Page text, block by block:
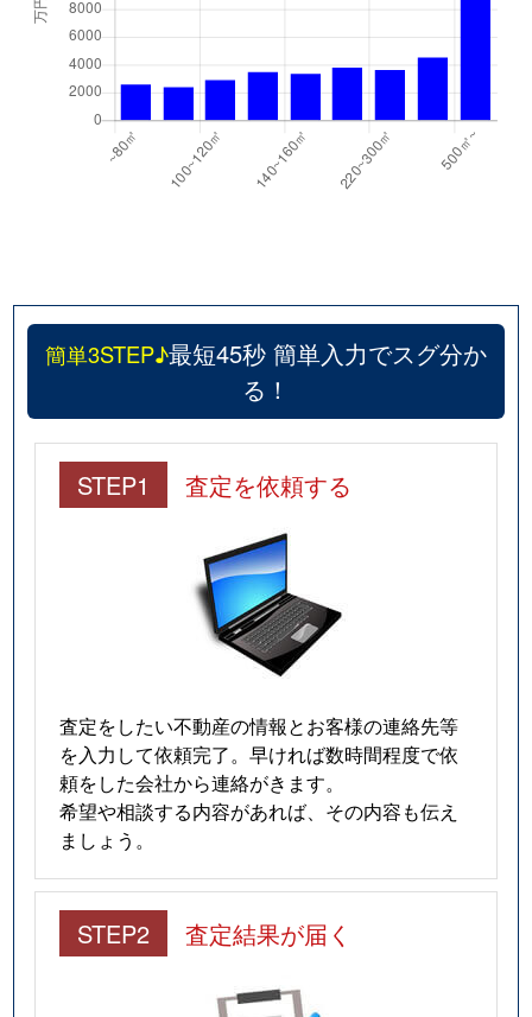
簡単3STEP♪最短45秒 簡単入力でスグ分か
る！
STEP1 査定を依頼する
査定をしたい不動産の情報とお客様の連絡先等
を入力して依頼完了。早ければ数時間程度で依
頼をした会社から連絡がきます。
希望や相談する内容があれば、その内容も伝え
ましょう。
STEP2 査定結果が届く